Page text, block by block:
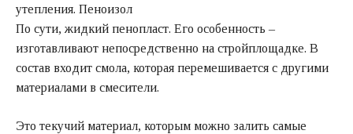
По сути, жидкий пенопласт. Его особенность –
изготавливают непосредственно на стройплощадке. В
состав входит смола, которая перемешивается с другими
материалами в смесители.
Это текучий материал, которым можно залить самые